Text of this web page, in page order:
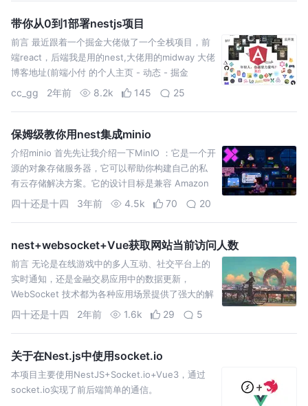
带你从0到1部署nestjs项目
前言 最近跟着一个掘金大佬做了一个全栈项目，前
端react，后端我是用的nest,大佬用的midway 大佬
博客地址(前端小付 的个人主页 - 动态 - 掘金
(juejin.cn) 最近项目也是部署
cc_gg 2年前 8.2k 145 25
保姆级教你用nest集成minio
介绍minio 首先先让我介绍一下MinIO ：它是一个开
源的对象存储服务器，它可以帮助你构建自己的私
有云存储解决方案。它的设计目标是兼容 Amazon
S3（Simple Storage Servi
四十还是十四 3年前 4.5k 70 20
nest+websocket+Vue获取网站当前访问人数
前言 无论是在线游戏中的多人互动、社交平台上的
实时通知，还是金融交易应用中的数据更新，
WebSocket 技术都为各种应用场景提供了强大的解
决方案。通过在浏览器和服务器之间建立持久的连
四十还是十四 2年前 1.6k 29 5
关于在Nest.js中使用socket.io
本项目主要使用NestJS+Socket.io+Vue3，通过
socket.io实现了前后端简单的通信。